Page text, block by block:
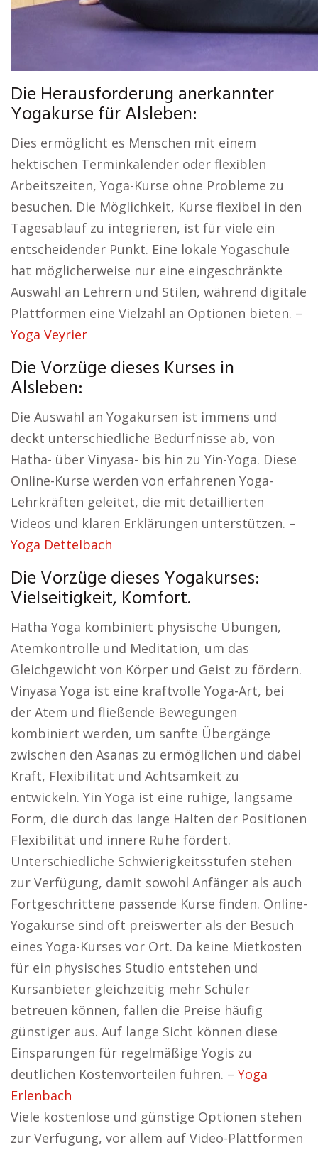
Die Herausforderung anerkannter
Yogakurse für Alsleben:
Dies ermöglicht es Menschen mit einem
hektischen Terminkalender oder flexiblen
Arbeitszeiten, Yoga-Kurse ohne Probleme zu
besuchen. Die Möglichkeit, Kurse flexibel in den
Tagesablauf zu integrieren, ist für viele ein
entscheidender Punkt. Eine lokale Yogaschule
hat möglicherweise nur eine eingeschränkte
Auswahl an Lehrern und Stilen, während digitale
Plattformen eine Vielzahl an Optionen bieten. –
Yoga Veyrier
Die Vorzüge dieses Kurses in
Alsleben:
Die Auswahl an Yogakursen ist immens und
deckt unterschiedliche Bedürfnisse ab, von
Hatha- über Vinyasa- bis hin zu Yin-Yoga. Diese
Online-Kurse werden von erfahrenen Yoga-
Lehrkräften geleitet, die mit detaillierten
Videos und klaren Erklärungen unterstützen. –
Yoga Dettelbach
Die Vorzüge dieses Yogakurses:
Vielseitigkeit, Komfort.
Hatha Yoga kombiniert physische Übungen,
Atemkontrolle und Meditation, um das
Gleichgewicht von Körper und Geist zu fördern.
Vinyasa Yoga ist eine kraftvolle Yoga-Art, bei
der Atem und fließende Bewegungen
kombiniert werden, um sanfte Übergänge
zwischen den Asanas zu ermöglichen und dabei
Kraft, Flexibilität und Achtsamkeit zu
entwickeln. Yin Yoga ist eine ruhige, langsame
Form, die durch das lange Halten der Positionen
Flexibilität und innere Ruhe fördert.
Unterschiedliche Schwierigkeitsstufen stehen
zur Verfügung, damit sowohl Anfänger als auch
Fortgeschrittene passende Kurse finden. Online-
Yogakurse sind oft preiswerter als der Besuch
eines Yoga-Kurses vor Ort. Da keine Mietkosten
für ein physisches Studio entstehen und
Kursanbieter gleichzeitig mehr Schüler
betreuen können, fallen die Preise häufig
günstiger aus. Auf lange Sicht können diese
Einsparungen für regelmäßige Yogis zu
deutlichen Kostenvorteilen führen. – Yoga
Erlenbach
Viele kostenlose und günstige Optionen stehen
zur Verfügung, vor allem auf Video-Plattformen